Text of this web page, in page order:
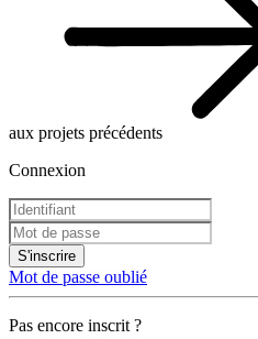
aux projets précédents
Connexion
S'inscrire
Mot de passe oublié
Pas encore inscrit ?